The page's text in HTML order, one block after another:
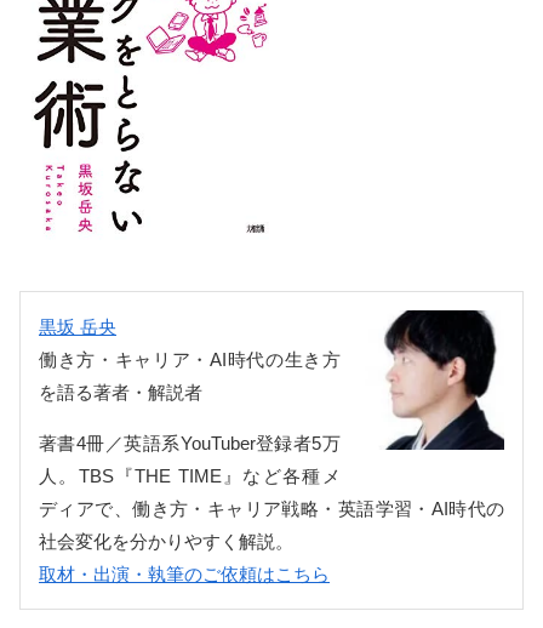
黒坂 岳央
働き方・キャリア・AI時代の生き方
を語る著者・解説者
著書4冊／英語系YouTuber登録者5万
人。TBS『THE TIME』など各種メ
ディアで、働き方・キャリア戦略・英語学習・AI時代の
社会変化を分かりやすく解説。
取材・出演・執筆のご依頼はこちら